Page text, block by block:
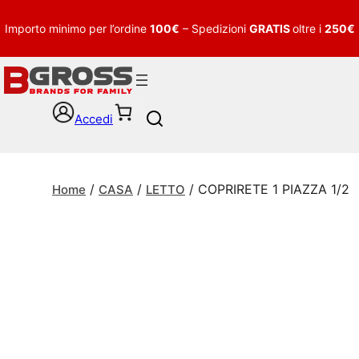
Importo minimo per l’ordine 100€ – Spedizioni GRATISoltre i 250€
Accedi
c
Home / CASA / LETTO / COPRIRETE 1 PIAZZA 1/2